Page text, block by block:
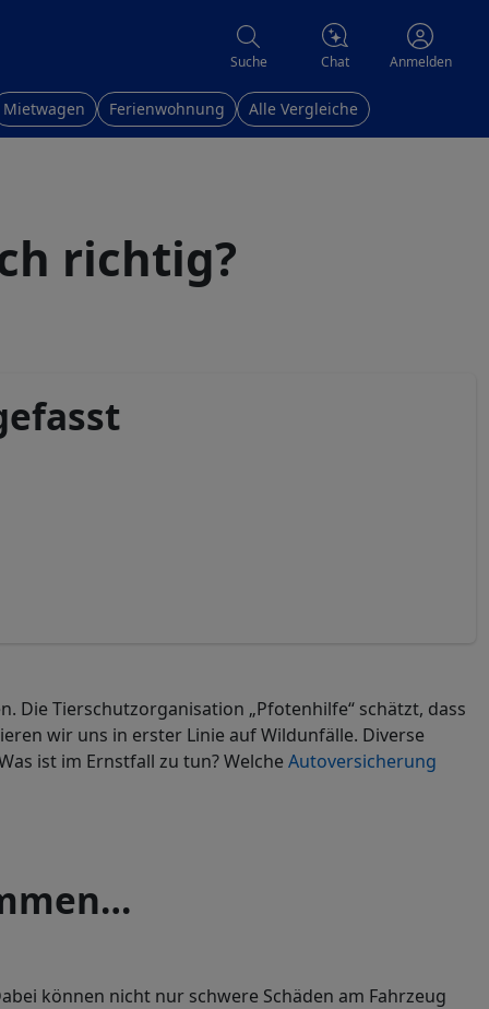
Suche Chat Anmelden
Mietwagen Ferienwohnung Alle Vergleiche
richtig?
Die Tierschutzorganisation „Pfotenhilfe“ schätzt, dass
wir uns in erster Linie auf Wildunfälle. Diverse
ist im Ernstfall zu tun? Welche Autoversicherung
können nicht nur schwere Schäden am Fahrzeug